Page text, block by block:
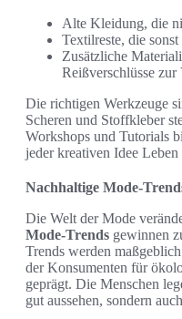
Alte Kleidung, die
Textilreste, die
Zusätzliche
Reißverschlüsse zur
Die richtigen Werkzeuge
Scheren und Stoffkleber
Workshops und Tutorials
jeder kreativen Idee Leben
Nachhaltige Mode-
Die Welt der Mode
Mode-Trends gewinnen
Trends werden
der Konsumenten für
geprägt. Die Menschen
gut aussehen, sondern